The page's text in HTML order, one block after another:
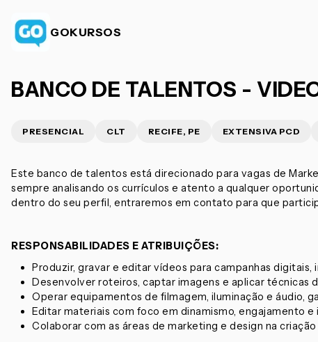
GOKURSOS
BANCO DE TALENTOS -
PRESENCIAL CLT RECIFE, PE EXTENSIVA PCD
Este banco de talentos está direcionado para vagas de
sempre analisando os currículos e atento a qualquer
dentro do seu perfil, entraremos em contato para que
RESPONSABILIDADES E ATRIBUIÇÕES:
Produzir, gravar e editar vídeos para campanhas digitais,
Desenvolver roteiros, captar imagens e aplicar técnicas
Operar equipamentos de filmagem, iluminação e áudio,
Editar materiais com foco em dinamismo, engajamento e
Colaborar com as áreas de marketing e design na